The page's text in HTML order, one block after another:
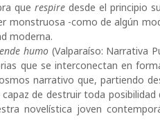
querespiredesde el principio
monstruosa -como de algún
moderna.
humo (Valparaíso: Narrativa
que se interconectan en
narrativo que, partiendo
de destruir toda
novelística joven